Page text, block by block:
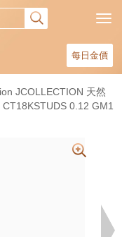
每日金價
JCOLLECTION 天然
0.12 GM1